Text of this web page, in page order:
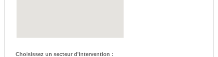
Choisissez un secteur d'intervention :